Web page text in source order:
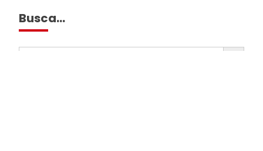
Busca…
Buscar: Botón de búsqueda